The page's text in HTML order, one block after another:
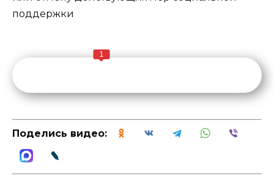
поддержки
1
Поделись видео: